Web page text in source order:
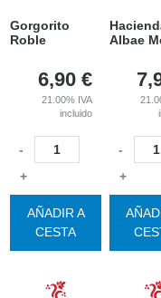
Gorgorito
Roble
6,90 €
21.00% IVA
incluido
-
+
AÑADIR A
CESTA
Albae
-
+